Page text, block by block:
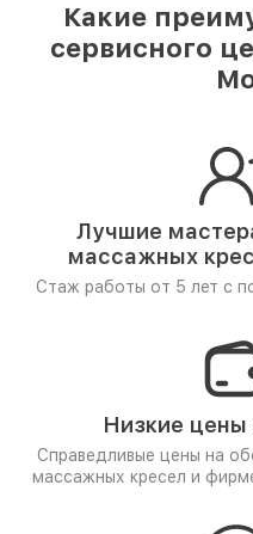
Какие
сервисного
Лучшие
массажных
Стаж работы от 5 лет с
Низкие цены
Справедливые цены на
массажных кресел и